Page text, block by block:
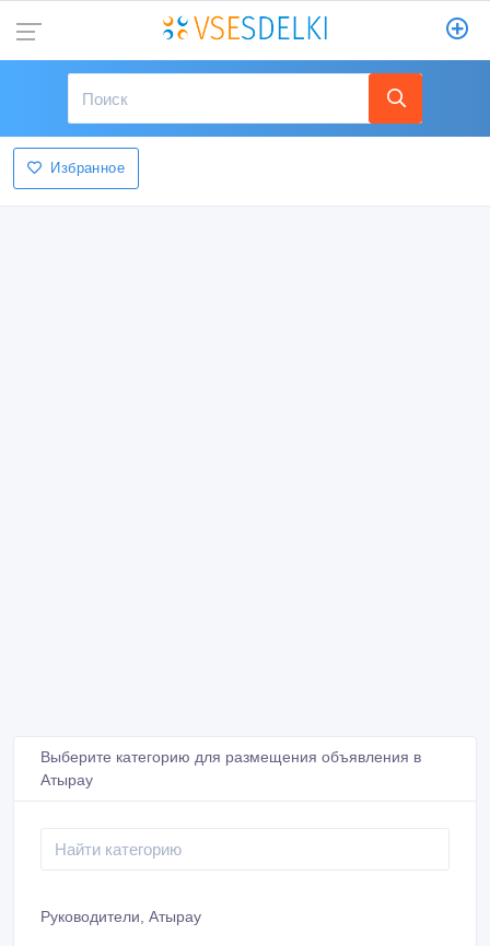
Избранное
Выберите категорию для размещения объявления в
Атырау
Руководители, Атырау